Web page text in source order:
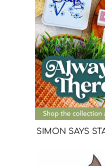
SIMON SAYS